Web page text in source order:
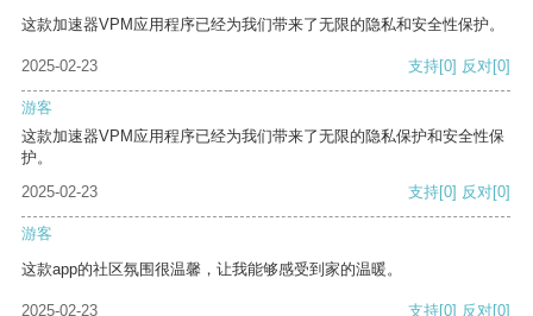
这款加速器VPM应用程序已经为我们带来了无限的隐私和安全性保护。
2025-02-23 支持[0] 反对[0]
游客
这款加速器VPM应用程序已经为我们带来了无限的隐私保护和安全性保
护。
2025-02-23
支持[0] 反对[0]
游客
这款app的社区氛围很温馨，让我能够感受到家的温暖。
2025-02-23 支持[0] 反对[0]